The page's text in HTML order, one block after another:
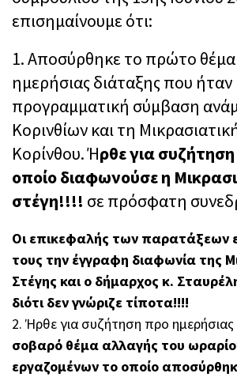
επισημαίνουμε ότι:
1. Αποσύρθηκε το πρώτο
ημερήσιας διάταξης που ήταν
προγραμματική σύμβαση
Κορινθίων και τη
Κορίνθου. Ήρθε για
οποίο διαφωνούσε η
στέγη!!!! σε πρόσφατη
Οι επικεφαλής των παρατάξεων
τους την έγγραφη διαφωνία της
Στέγης και ο δήμαρχος κ.
διότι δεν γνώριζε τίποτα!!!!
2. Ήρθε για συζήτηση προ
σοβαρό θέμα αλλαγής του
εργαζομένων το οποίο